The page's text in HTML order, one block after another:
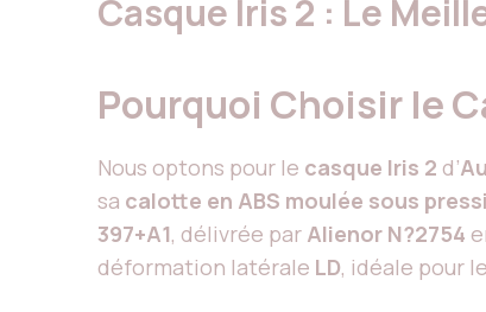
Casque Iris 2 : Le
Pourquoi Choisir le
Nous optons pour le casque Iris 2 d’
sa calotte en ABS moulée sous
397+A1, délivrée par Alienor N?2754
déformation latérale LD, idéale pour